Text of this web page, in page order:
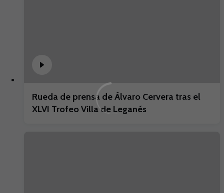
Rueda de prensa de Álvaro Cervera tras el
XLVI Trofeo Villa de Leganés